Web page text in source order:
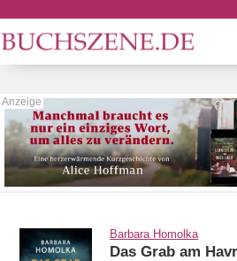
Barbara Homolka
Das Grab am